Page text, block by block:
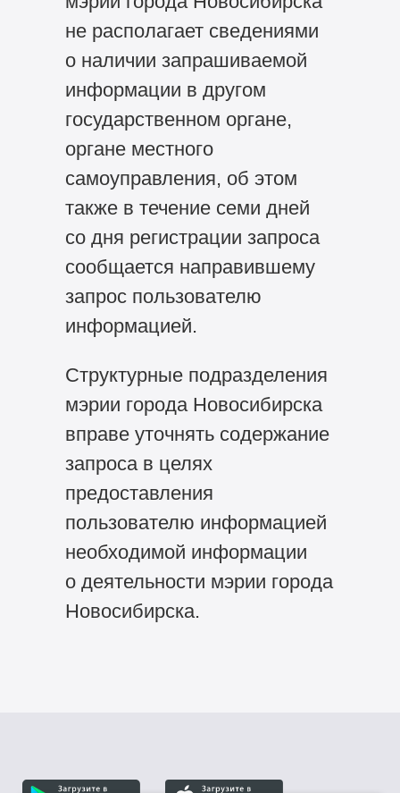
не располагает сведениями
о наличии запрашиваемой
информации в другом
государственном органе,
органе местного
самоуправления, об этом
также в течение семи дней
со дня регистрации запроса
сообщается направившему
запрос пользователю
информацией.
Структурные подразделения
мэрии города Новосибирска
вправе уточнять содержание
запроса в целях
предоставления
пользователю информацией
необходимой информации
о деятельности мэрии города
Новосибирска.